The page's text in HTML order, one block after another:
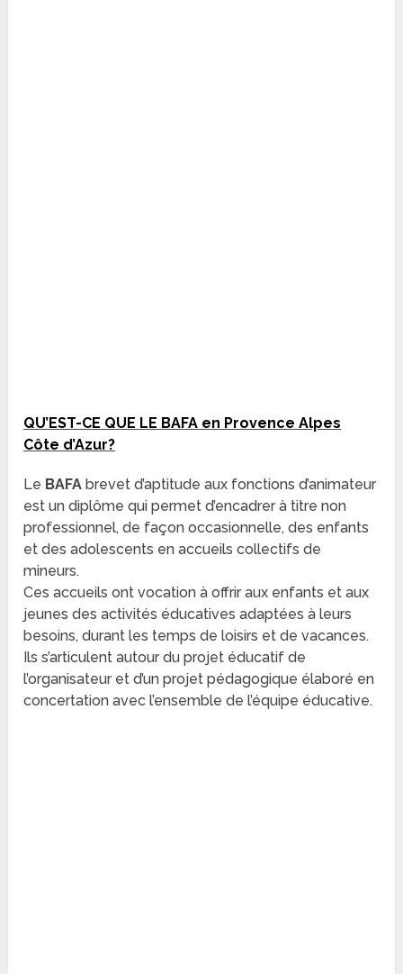
QU’EST-CE QUE LE BAFA en Provence Alpes
Côte d’Azur?
Le BAFA brevet d’aptitude aux fonctions d’animateur
est un diplôme qui permet d’encadrer à titre non
professionnel, de façon occasionnelle, des enfants
et des adolescents en accueils collectifs de
mineurs.
Ces accueils ont vocation à offrir aux enfants et aux
jeunes des activités éducatives adaptées à leurs
besoins, durant les temps de loisirs et de vacances.
Ils s’articulent autour du projet éducatif de
l’organisateur et d’un projet pédagogique élaboré en
concertation avec l’ensemble de l’équipe éducative.